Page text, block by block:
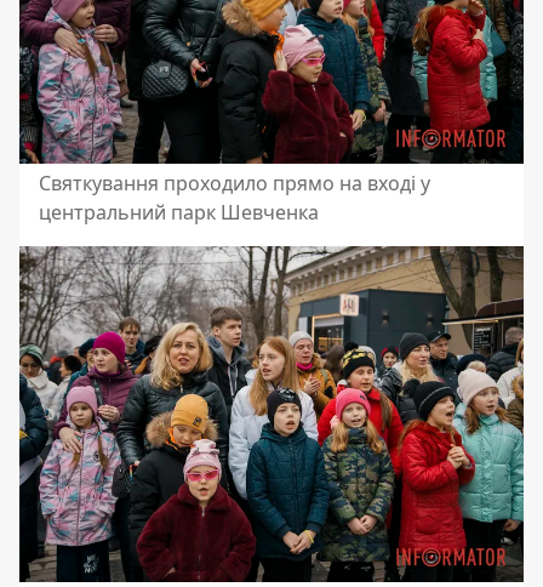
Святкування проходило прямо на вході у
центральний парк Шевченка